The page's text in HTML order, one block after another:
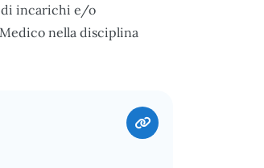
di incarichi e/o
nella disciplina